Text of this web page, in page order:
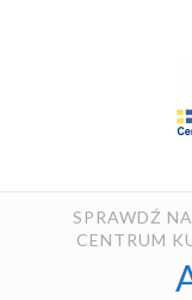
SPRAWDŹ
CENTRUM